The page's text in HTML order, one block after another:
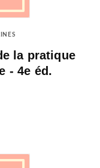
la pratique
- 4e éd.